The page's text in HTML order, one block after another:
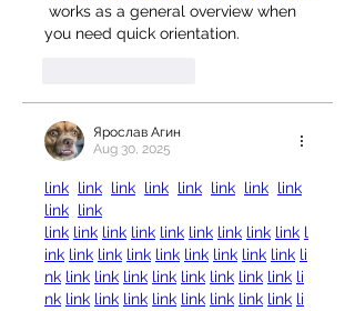
works as a general overview when
you need quick orientation.
Ярослав Агин
Aug 30, 2025
link link link link link link link link
link link
link link link link link link link link link l
ink link link link link link link link link li
nk link link link link link link link link li
nk link link link link link link link link li